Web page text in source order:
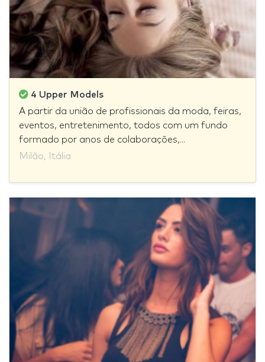
4 Upper Models
A partir da união de profissionais da moda, feiras,
eventos, entretenimento, todos com um fundo
formado por anos de colaborações,...
Milão, Itália